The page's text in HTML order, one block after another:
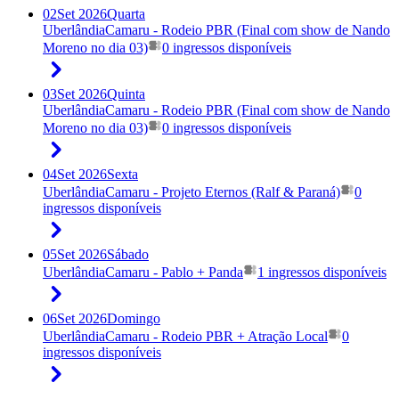
02Set 2026Quarta
UberlândiaCamaru - Rodeio PBR (Final com show de Nando
Moreno no dia 03)
0 ingressos disponíveis
03Set 2026Quinta
UberlândiaCamaru - Rodeio PBR (Final com show de Nando
Moreno no dia 03)
0 ingressos disponíveis
04Set 2026Sexta
UberlândiaCamaru - Projeto Eternos (Ralf & Paraná)
0
ingressos disponíveis
05Set 2026Sábado
UberlândiaCamaru - Pablo + Panda 1 ingressos disponíveis
06Set 2026Domingo
UberlândiaCamaru - Rodeio PBR + Atração Local
0
ingressos disponíveis